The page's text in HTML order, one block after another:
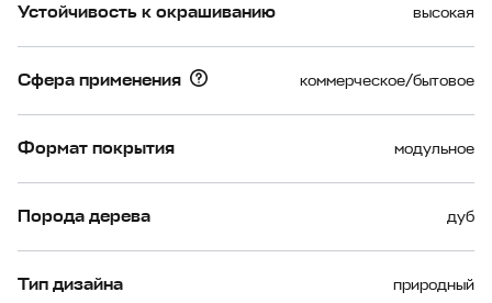
Устойчивость к окрашиванию высокая
Сфера применения коммерческое/бытовое
Формат покрытия модульное
Порода дерева дуб
Тип дизайна природный